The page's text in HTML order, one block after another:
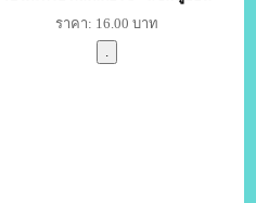
ราคา: 16.00 บาท